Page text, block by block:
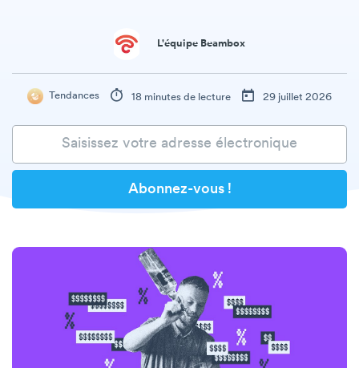
L'équipe Beambox
Tendances 18 minutes de lecture 29 juillet 2026